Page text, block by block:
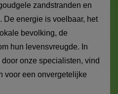
zandstranden en
De energie is voelbaar, het
bevolking, de
hun levensvreugde. In
onze specialisten, vind
voor een onvergetelijke